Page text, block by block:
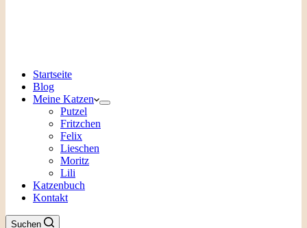
Startseite
Blog
Meine Katzen
Putzel
Fritzchen
Felix
Lieschen
Moritz
Lili
Katzenbuch
Kontakt
Suchen